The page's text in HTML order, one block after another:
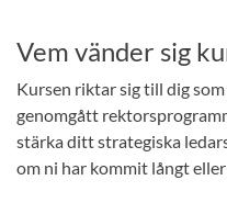
Vem vänder sig
Kursen riktar sig till dig
genomgått
stärka ditt strategiska
om ni har kommit långt